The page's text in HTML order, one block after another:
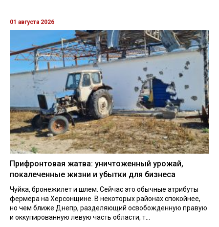
01 августа 2026
Прифронтовая жатва: уничтоженный урожай,
покалеченные жизни и убытки для бизнеса
Чуйка, бронежилет и шлем. Сейчас это обычные атрибуты
фермера на Херсонщине. В некоторых районах спокойнее,
но чем ближе Днепр, разделяющий освобожденную правую
и оккупированную левую часть области, т...